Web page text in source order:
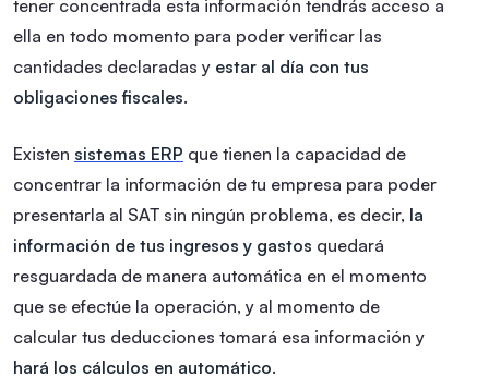
tener concentrada esta información tendrás acceso a
ella en todo momento para poder verificar las
cantidades declaradas y estar al día con tus
obligaciones fiscales.
Existen sistemas ERP que tienen la capacidad de
concentrar la información de tu empresa para poder
presentarla al SAT sin ningún problema, es decir, la
información de tus ingresos y gastos quedará
resguardada de manera automática en el momento
que se efectúe la operación, y al momento de
calcular tus deducciones tomará esa información y
hará los cálculos en automático.